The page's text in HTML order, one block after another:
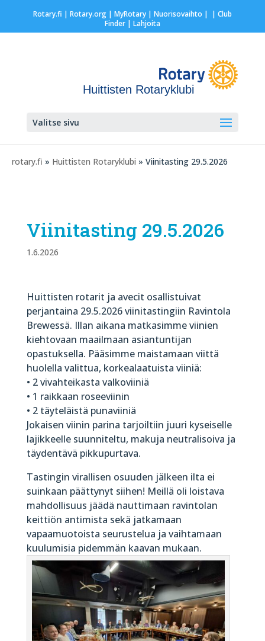
Rotary.fi | Rotary.org| MyRotary | Nuorisovaihto | | Club
Finder| Lahjoita
Huittisten Rotaryklubi
Valitse sivu
rotary.fi » Huittisten Rotaryklubi » Viinitasting 29.5.2026
Viinitasting 29.5.2026
1.6.2026
Huittisten rotarit ja avecit osallistuivat
perjantaina 29.5.2026 viinitastingiin Ravintola
Brewessä. Illan aikana matkasimme viinien
kiehtovaan maailmaan asiantuntijan
opastuksella. Pääsimme maistamaan viittä
huolella valittua, korkealaatuista viiniä:
• 2 vivahteikasta valkoviiniä
• 1 raikkaan roseeviinin
• 2 täyteläistä punaviiniä
Jokaisen viinin parina tarjoiltiin juuri kyseiselle
lajikkeelle suunniteltu, makuja neutralisoiva ja
täydentävä pikkupurtava.
Tastingin virallisen osuuden jälkeen ilta ei
suinkaan päättynyt siihen! Meillä oli loistava
mahdollisuus jäädä nauttimaan ravintolan
keittiön antimista sekä jatkamaan
vapaamuotoista seurustelua ja vaihtamaan
kuulumisia pidemmän kaavan mukaan.